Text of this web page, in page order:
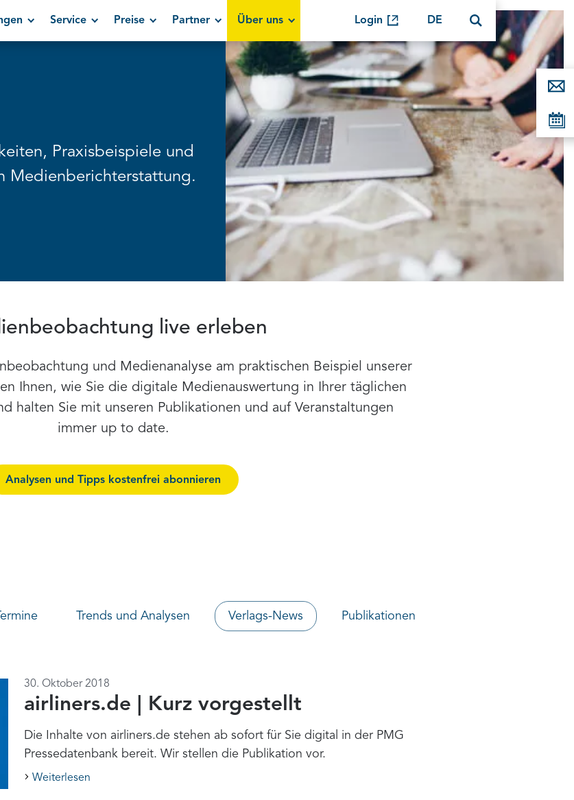
Service Preise Partner Über uns Login DE
Praxisbeispiele und
Medienberichterstattung.
live erleben
und Medienanalyse am praktischen Beispiel unserer
Ihnen, wie Sie die digitale Medienauswertung in Ihrer täglichen
halten Sie mit unseren Publikationen und auf Veranstaltungen
immer up to date.
Analysen und Tipps kostenfrei abonnieren
Trends und Analysen Verlags-News Publikationen
30. Oktober 2018
airliners.de | Kurz vorgestellt
Die Inhalte von airliners.de stehen ab sofort für Sie digital in der PMG
Pressedatenbank bereit. Wir stellen die Publikation vor.
Weiterlesen